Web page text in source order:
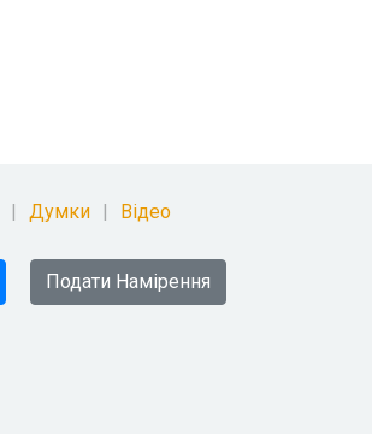
Думки Відео
Подати Намірення